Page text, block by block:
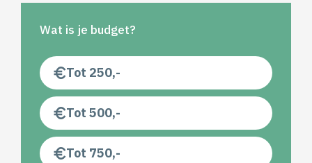
Wat is je budget?
Tot 250,-
Tot 500,-
Tot 750,-